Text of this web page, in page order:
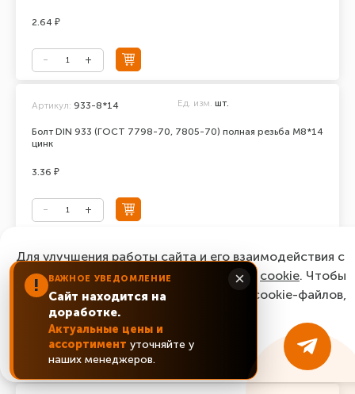
2.64 ₽
Болт DIN 933 (ГОСТ 7798-70, 7805-70) полная резьба М8*14
цинк
Артикул: 933-8*14 Ед. изм. шт.
3.36 ₽
Болт DIN 933 (ГОСТ 7798-70, 7805-70) полная резьба М8*16
цинк
Артикул: 933-8*16 Ед. изм. шт.
2.64 ₽
! ВАЖНОЕ УВЕДОМЛЕНИЕ
Сайт находится на
доработке.
Актуальные цены и
ассортимент уточняйте у
наших менеджеров.
×
Для улучшения работы сайта и его взаимодействия с
пользователями мы используем файлы cookie. Чтобы
согласиться с нашим использованием cookie-файлов,
нажмите “Ок, понятно!”
ОК, понятно!